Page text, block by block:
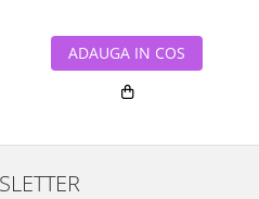
ADAUGA IN COS